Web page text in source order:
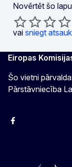
Novērtēt šo lapu
vai sniegt
Eiropas
Šo vietni
Pārstāvniecība
Facebook